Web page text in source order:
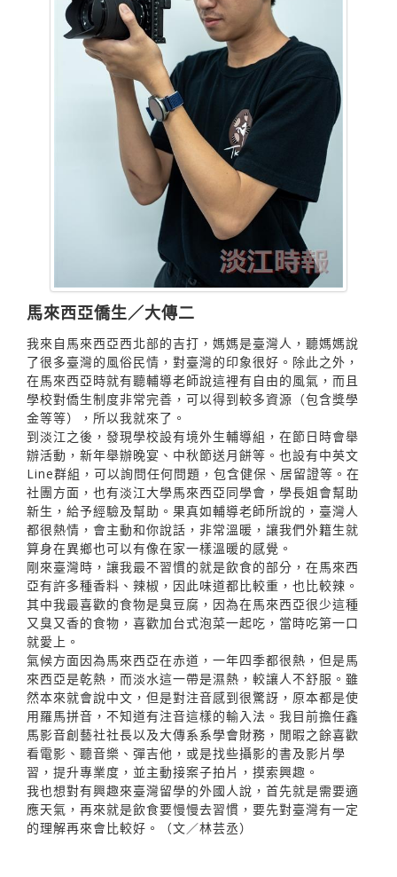
馬來西亞僑生／大傳二
我來自馬來西亞西北部的吉打，媽媽是臺灣人，聽媽媽說
了很多臺灣的風俗民情，對臺灣的印象很好。除此之外，
在馬來西亞時就有聽輔導老師說這裡有自由的風氣，而且
學校對僑生制度非常完善，可以得到較多資源（包含獎學
金等等），所以我就來了。
到淡江之後，發現學校設有境外生輔導組，在節日時會舉
辦活動，新年舉辦晚宴、中秋節送月餅等。也設有中英文
Line群組，可以詢問任何問題，包含健保、居留證等。在
社團方面，也有淡江大學馬來西亞同學會，學長姐會幫助
新生，給予經驗及幫助。果真如輔導老師所說的，臺灣人
都很熱情，會主動和你說話，非常溫暖，讓我們外籍生就
算身在異鄉也可以有像在家一樣溫暖的感覺。
剛來臺灣時，讓我最不習慣的就是飲食的部分，在馬來西
亞有許多種香料、辣椒，因此味道都比較重，也比較辣。
其中我最喜歡的食物是臭豆腐，因為在馬來西亞很少這種
又臭又香的食物，喜歡加台式泡菜一起吃，當時吃第一口
就愛上。
氣候方面因為馬來西亞在赤道，一年四季都很熱，但是馬
來西亞是乾熱，而淡水這一帶是濕熱，較讓人不舒服。雖
然本來就會說中文，但是對注音感到很驚訝，原本都是使
用羅馬拼音，不知道有注音這樣的輸入法。我目前擔任鑫
馬影音創藝社社長以及大傳系系學會財務，閒暇之餘喜歡
看電影、聽音樂、彈吉他，或是找些攝影的書及影片學
習，提升專業度，並主動接案子拍片，摸索興趣。
我也想對有興趣來臺灣留學的外國人說，首先就是需要適
應天氣，再來就是飲食要慢慢去習慣，要先對臺灣有一定
的理解再來會比較好。（文／林芸丞）